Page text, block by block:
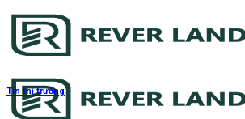
Bỏ
qua
dung
Tin thị trường